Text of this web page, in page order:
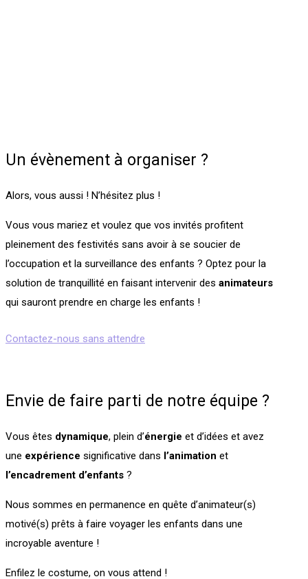
Un évènement à organiser ?
Alors, vous aussi ! N’hésitez plus !
Vous vous mariez et voulez que vos invités profitent
pleinement des festivités sans avoir à se soucier de
l’occupation et la surveillance des enfants ? Optez pour la
solution de tranquillité en faisant intervenir des animateurs
qui sauront prendre en charge les enfants !
Contactez-nous sans attendre
Envie de faire parti de notre équipe ?
Vous êtes dynamique, plein d’énergie et d’idées et avez
une expérience significative dans l’animation et
l’encadrement d’enfants ?
Nous sommes en permanence en quête d’animateur(s)
motivé(s) prêts à faire voyager les enfants dans une
incroyable aventure !
Enfilez le costume, on vous attend !